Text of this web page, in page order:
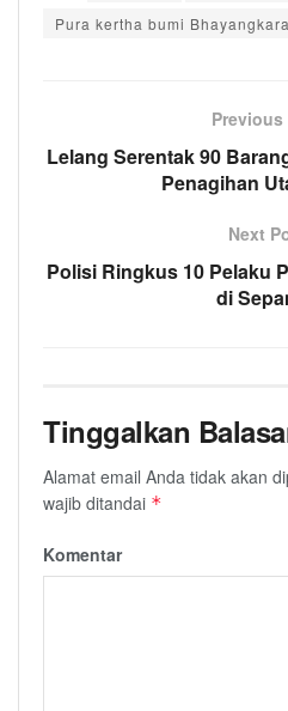
Pura kertha bumi Bhayangkara
Previous
Lelang Serentak 90
Penagihan
Next
Polisi Ringkus 10 Pelaku
di
Tinggalkan
Alamat email Anda tidak akan
wajib ditandai *
Komentar